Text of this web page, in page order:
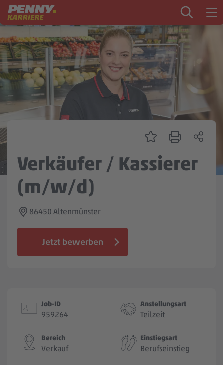
Zum Inhalt springen
Startseite
PENNY als Arbeitgeber
Ausbildung
Markt
Zentrale & Vertrieb
Mein Kandidat:innenprofil
Jobbörse
Verkäufer / Kassierer
(m/w/d)
86450 Altenmünster
Jetzt bewerben
Job-ID
959264
Anstellungsart
Teilzeit
Bereich
Verkauf
Einstiegsart
Berufseinstieg